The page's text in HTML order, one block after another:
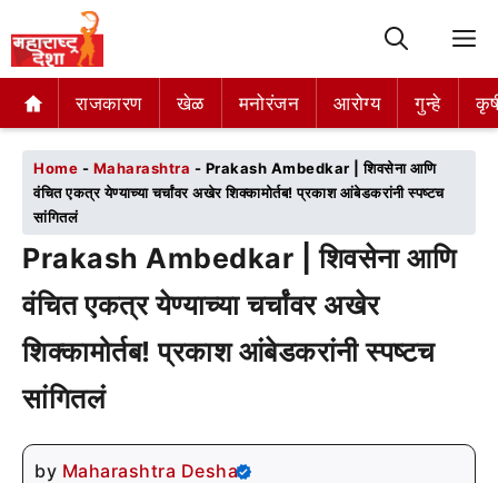
राजकारण खेळ मनोरंजन आरोग्य गुन्हे
राजकारण खेळ मनोरंजन आरोग्य गुन्हे
Home - Maharashtra - Prakash Ambedkar | शिवसेना आणि
वंचित एकत्र येण्याच्या चर्चांवर अखेर शिक्कामोर्तब! प्रकाश आंबेडकरांनी स्पष्टच
सांगितलं
Prakash Ambedkar | शिवसेना आणि
वंचित एकत्र येण्याच्या चर्चांवर अखेर
शिक्कामोर्तब! प्रकाश आंबेडकरांनी स्पष्टच
सांगितलं
by Maharashtra Desha